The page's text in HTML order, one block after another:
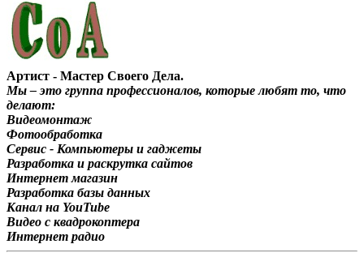
Артист - Мастер Своего Дела.
Мы – это группа профессионалов, которые любят то, что
делают:
Видеомонтаж
Фотообработка
Сервис - Компьютеры и гаджеты
Разработка и раскрутка сайтов
Интернет магазин
Разработка базы данных
Канал на YouTube
Видео с квадрокоптера
Интернет радио